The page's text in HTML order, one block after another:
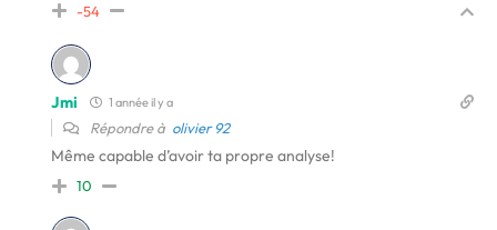
-54
Jmi 1 année il y a
Répondre à olivier 92
Même capable d’avoir ta propre analyse!
10